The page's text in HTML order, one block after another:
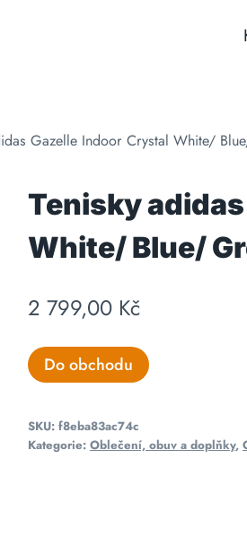
Gazelle Indoor Crystal White/
Tenisky
White/ Blue/
2 799,00 Kč
Do obchodu
SKU: f8eba83ac74c
Kategorie: Oblečení, obuv a doplňky,